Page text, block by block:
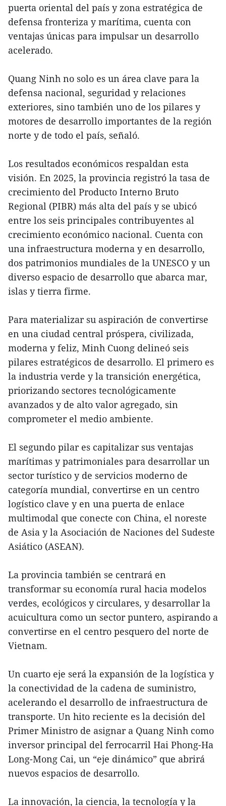
puerta oriental del país y zona estratégica de
defensa fronteriza y marítima, cuenta con
ventajas únicas para impulsar un desarrollo
acelerado.
Quang Ninh no solo es un área clave para la
defensa nacional, seguridad y relaciones
exteriores, sino también uno de los pilares y
motores de desarrollo importantes de la región
norte y de todo el país, señaló.
Los resultados económicos respaldan esta
visión. En 2025, la provincia registró la tasa de
crecimiento del Producto Interno Bruto
Regional (PIBR) más alta del país y se ubicó
entre los seis principales contribuyentes al
crecimiento económico nacional. Cuenta con
una infraestructura moderna y en desarrollo,
dos patrimonios mundiales de la UNESCO y un
diverso espacio de desarrollo que abarca mar,
islas y tierra firme.
Para materializar su aspiración de convertirse
en una ciudad central próspera, civilizada,
moderna y feliz, Minh Cuong delineó seis
pilares estratégicos de desarrollo. El primero es
la industria verde y la transición energética,
priorizando sectores tecnológicamente
avanzados y de alto valor agregado, sin
comprometer el medio ambiente.
El segundo pilar es capitalizar sus ventajas
marítimas y patrimoniales para desarrollar un
sector turístico y de servicios moderno de
categoría mundial, convertirse en un centro
logístico clave y en una puerta de enlace
multimodal que conecte con China, el noreste
de Asia y la Asociación de Naciones del Sudeste
Asiático (ASEAN).
La provincia también se centrará en
transformar su economía rural hacia modelos
verdes, ecológicos y circulares, y desarrollar la
acuicultura como un sector puntero, aspirando a
convertirse en el centro pesquero del norte de
Vietnam.
Un cuarto eje será la expansión de la logística y
la conectividad de la cadena de suministro,
acelerando el desarrollo de infraestructura de
transporte. Un hito reciente es la decisión del
Primer Ministro de asignar a Quang Ninh como
inversor principal del ferrocarril Hai Phong-Ha
Long-Mong Cai, un “eje dinámico” que abrirá
nuevos espacios de desarrollo.
La innovación, la ciencia, la tecnología y la